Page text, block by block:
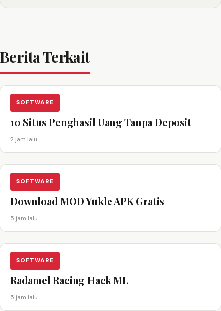
Berita Terkait
SOFTWARE
10 Situs Penghasil Uang Tanpa Deposit
2 jam lalu
SOFTWARE
Download MOD Yukle APK Gratis
5 jam lalu
SOFTWARE
Radamel Racing Hack ML
5 jam lalu